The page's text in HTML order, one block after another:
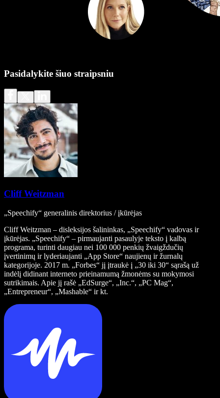
Pasidalykite šiuo straipsniu
Cliff Weitzman
„Speechify“ generalinis direktorius / įkūrėjas
Cliff Weitzman – disleksijos šalininkas, „Speechify“ vadovas ir
įkūrėjas. „Speechify“ – pirmaujanti pasaulyje teksto į kalbą
programa, turinti daugiau nei 100 000 penkių žvaigždučių
įvertinimų ir lyderiaujanti „App Store“ naujienų ir žurnalų
kategorijoje. 2017 m. „Forbes“ jį įtraukė į „30 iki 30“ sąrašą už
indėlį didinant interneto prieinamumą žmonėms su mokymosi
sutrikimais. Apie jį rašė „EdSurge“, „Inc.“, „PC Mag“,
„Entrepreneur“, „Mashable“ ir kt.